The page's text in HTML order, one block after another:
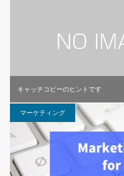
キャッチコピーのヒントです
マーケティング